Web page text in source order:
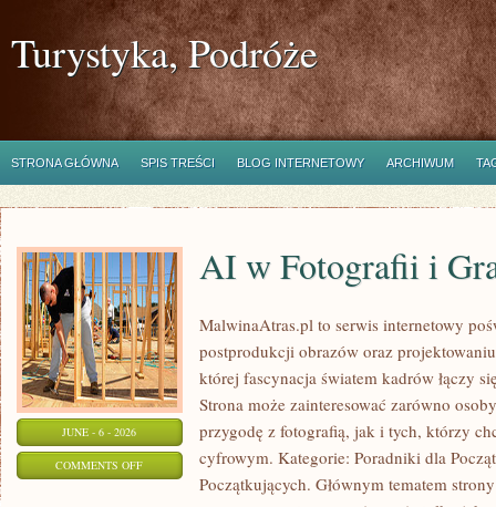
Turystyka, Podróże
STRONA GŁÓWNA SPIS TREŚCI BLOG INTERNETOWY ARCHIWUM
JUNE - 6 - 2026
COMMENTS OFFON
AI w Fotografii i
MalwinaAtras.pl to serwis internetowy
postprodukcji obrazów oraz
której fascynacja światem kadrów łączy
Strona może zainteresować zarówno
przygodę z fotografią, jak i tych, którzy
cyfrowym. Kategorie: Poradniki dla
Początkujących. Głównym tematem